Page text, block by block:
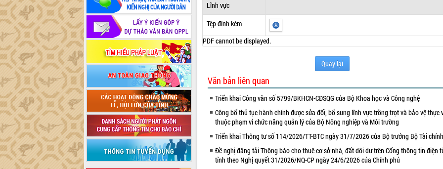
Lĩnh vực
Tệp đính kèm
PDF cannot be displayed.
Quay lại
Văn bản liên quan
Triển khai Công văn số 5799/BKHCN-CĐSQG của Bộ Khoa học và Công nghệ
Công bố thủ tục hành chính được sửa đổi, bổ sung lĩnh vực trồng trọt và bảo vệ thực
thuộc phạm vi chức năng quản lý của Bộ Nông nghiệp và Môi trường
Triển khai Thông tư số 114/2026/TT-BTC ngày 31/7/2026 của Bộ trưởng Bộ Tài chính
Đề nghị đăng tải Thông báo cho thuê cơ sở nhà, đất dôi dư trên Cổng thông tin điện
tỉnh theo Nghị quyết 31/2026/NQ-CP ngày 24/6/2026 của Chính phủ